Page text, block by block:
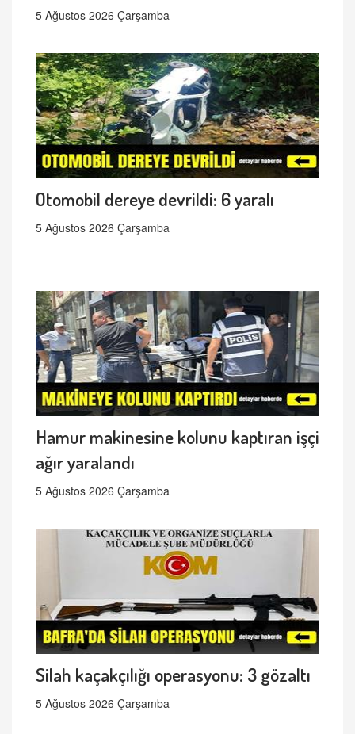
5 Ağustos 2026 Çarşamba
Otomobil dereye devrildi: 6 yaralı
5 Ağustos 2026 Çarşamba
Hamur makinesine kolunu kaptıran işçi
ağır yaralandı
5 Ağustos 2026 Çarşamba
Silah kaçakçılığı operasyonu: 3 gözaltı
5 Ağustos 2026 Çarşamba